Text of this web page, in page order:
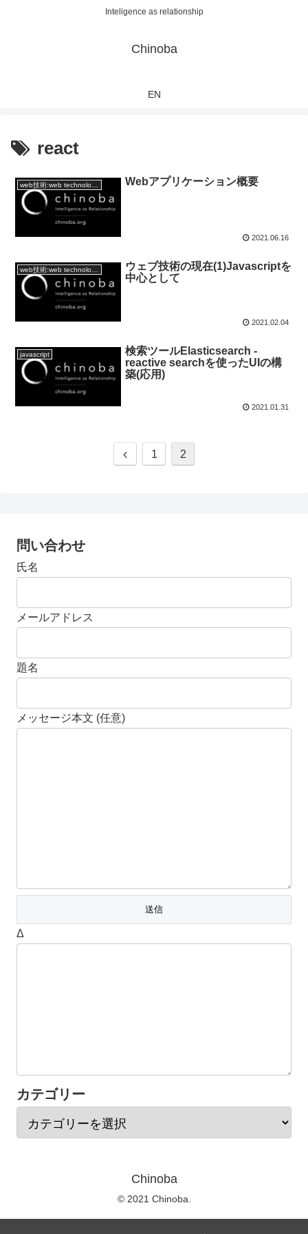
Inteligence as relationship
Chinoba
EN
react
Webアプリケーション概要
2021.06.16
ウェブ技術の現在(1)Javascriptを
中心として
2021.02.04
javascript
検索ツールElasticsearch -
reactive searchを使ったUIの構
築(応用)
2021.01.31
1 2
問い合わせ
氏名
メールアドレス
題名
メッセージ本文 (任意)
Δ
カテゴリー
Chinoba
© 2021 Chinoba.